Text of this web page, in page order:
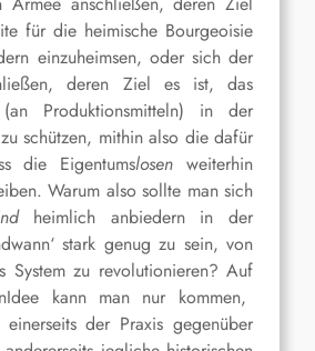
für die heimische Bourgeoisie
einzuheimsen, oder sich der
deren Ziel es ist, das
(an Produktionsmitteln) in der
schützen, mithin also die dafür
die Eigentumslosenweiterhin
Warum also sollte man sich
heimlich anbiedern in der
stark genug zu sein, von
System zu revolutionieren?Auf
Idee kann man nur kommen,
der Praxis gegenüber